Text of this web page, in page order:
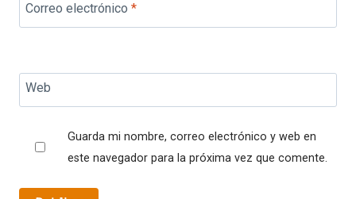
Correo electrónico *
Web
Guarda mi nombre, correo electrónico y web en
este navegador para la próxima vez que comente.